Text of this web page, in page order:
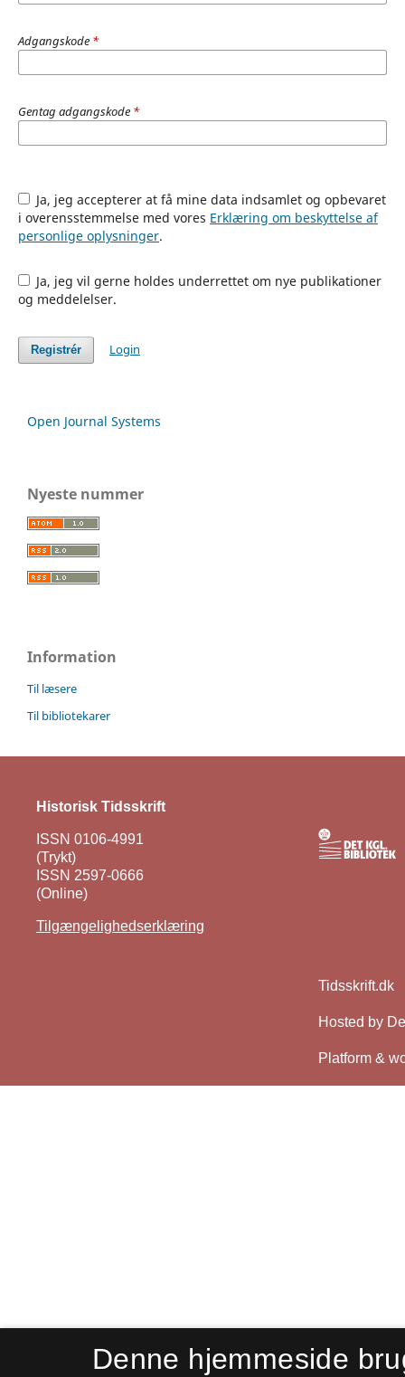
Adgangskode *
Gentag adgangskode *
i overensstemmelse med vores Erklæring om beskyttelse af
personlige oplysninger.
og meddelelser.
Registrér Login
Open Journal Systems
Nyeste nummer
Information
Til læsere
Til bibliotekarer
Historisk Tidsskrift
ISSN 0106-4991
(Trykt)
ISSN 2597-0666
(Online)
Tilgængelighedserklæring
Denne hjemmeside